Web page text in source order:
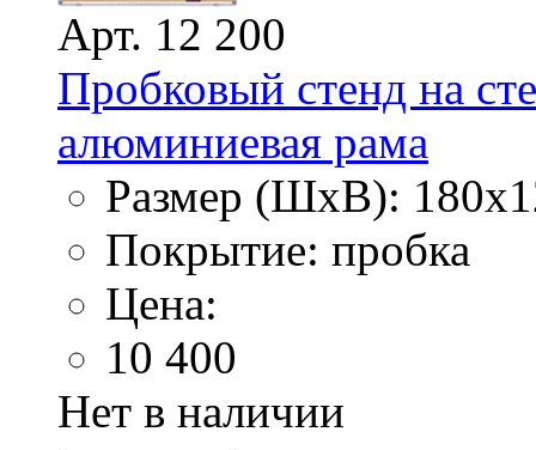
Арт. 12 200
Пробковый стенд на
алюминиевая рама
Размер (ШхВ):
Покрытие: пробка
Цена:
10 400
Нет в наличии